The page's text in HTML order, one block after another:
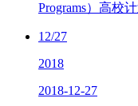
Programs）高校计
12/27
2018
2018-12-27